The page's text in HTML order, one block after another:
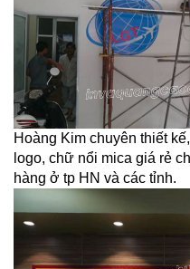
Hoàng Kim chuyên thiết
logo, chữ nổi mica giá rẻ
hàng ở tp HN và các tỉnh.